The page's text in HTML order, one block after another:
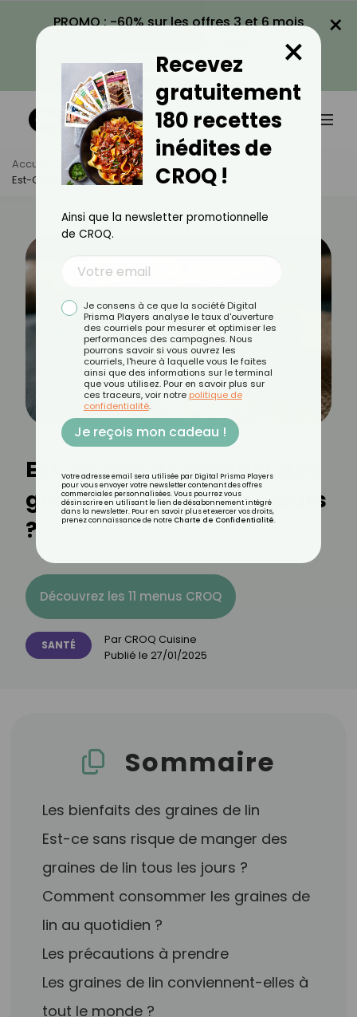
PROMO : -60% sur les offres 3 et 6 mois
VOIR LA PROMO
×
Accueil Actus
Santé
Est-Ce Bon De Manger Des Graines De Lin Tous Les Jours ?
Est-ce bon de manger des
graines de lin tous les jours
?
Découvrez les 11 menus CROQ
SANTÉ Par CROQ Cuisine
Publié le 27/01/2025
Sommaire
Les bienfaits des graines de lin
Est-ce sans risque de manger des
graines de lin tous les jours ?
Comment consommer les graines de
lin au quotidien ?
Les précautions à prendre
Les graines de lin conviennent-elles à
tout le monde ?
Recevez
gratuitement
180 recettes
inédites de
CROQ !
×
Ainsi que la newsletter promotionnelle
de CROQ.
Je consens à ce que la société Digital
Prisma Players analyse le taux d'ouverture
des courriels pour mesurer et optimiser les
performances des campagnes. Nous
pourrons savoir si vous ouvrez les
courriels, l'heure à laquelle vous le faites
ainsi que des informations sur le terminal
que vous utilisez. Pour en savoir plus sur
ces traceurs, voir notre politique de
confidentialité.
Je reçois mon cadeau !
Votre adresse email sera utilisée par Digital Prisma Players
pour vous envoyer votre newsletter contenant des offres
commerciales personnalisées. Vous pourrez vous
désinscrire en utilisant le lien de désabonnement intégré
dans la newsletter. Pour en savoir plus et exercer vos droits,
prenez connaissance de notre Charte de Confidentialité.